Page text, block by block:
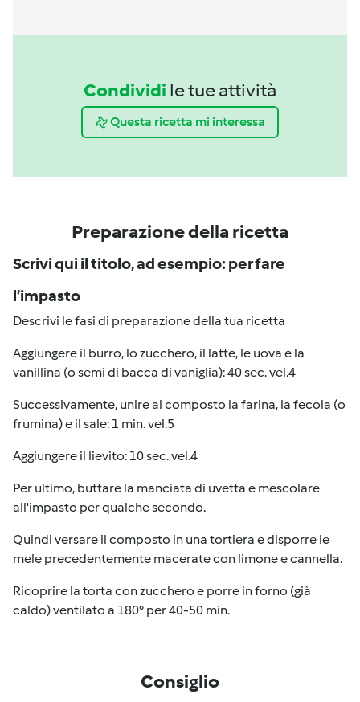
Condividi le tue attività
Questa ricetta mi interessa
Preparazione della ricetta
Scrivi qui il titolo, ad esempio: per fare
l’impasto
Descrivi le fasi di preparazione della tua ricetta
Aggiungere il burro, lo zucchero, il latte, le uova e la
vanillina (o semi di bacca di vaniglia): 40 sec. vel.4
Successivamente, unire al composto la farina, la fecola (o
frumina) e il sale: 1 min. vel.5
Aggiungere il lievito: 10 sec. vel.4
Per ultimo, buttare la manciata di uvetta e mescolare
all'impasto per qualche secondo.
Quindi versare il composto in una tortiera e disporre le
mele precedentemente macerate con limone e cannella.
Ricoprire la torta con zucchero e porre in forno (già
caldo) ventilato a 180° per 40-50 min.
Consiglio